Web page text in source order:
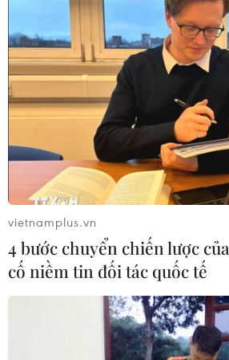
vietnamplus.vn
4 bước chuyển chiến lược
cố niềm tin đối tác quốc tế